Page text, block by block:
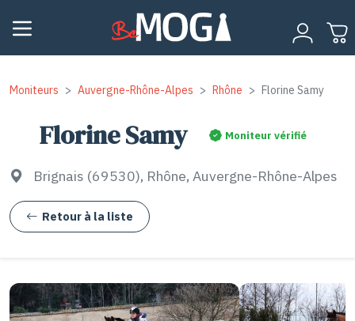
Moniteurs Auvergne-Rhône-Alpes Rhône Florine Samy
Florine Samy Moniteur vérifié
Brignais (69530), Rhône, Auvergne-Rhône-Alpes
Retour à la liste